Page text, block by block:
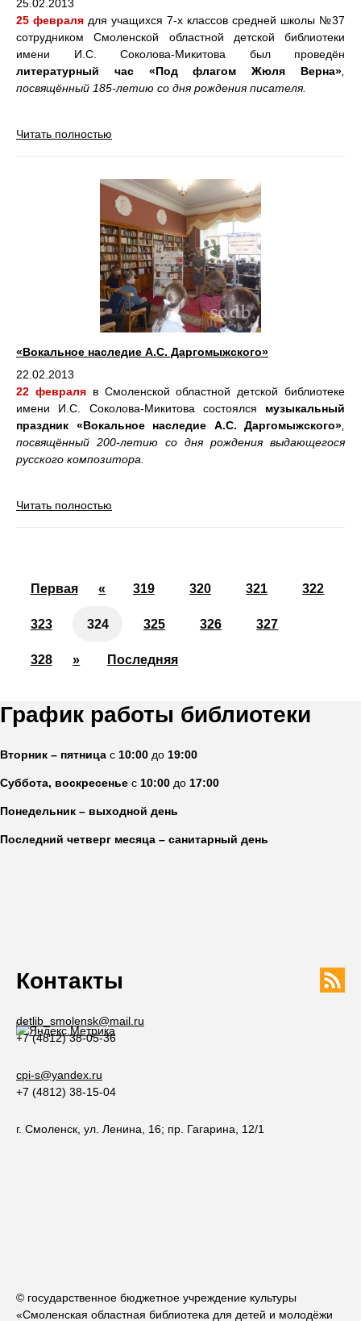
25.02.2013
25 февраля для учащихся 7-х классов средней школы №37
сотрудником Смоленской областной детской библиотеки
имени И.С. Соколова-Микитова был проведён
литературный час «Под флагом Жюля Верна»,
посвящённый 185-летию со дня рождения писателя.
Читать полностью
«Вокальное наследие А.С. Даргомыжского»
22.02.2013
22 февраля в Смоленской областной детской библиотеке
имени И.С. Соколова-Микитова состоялся музыкальный
праздник «Вокальное наследие А.С. Даргомыжского»
посвящённый 200-летию со дня рождения выдающегося
русского композитора.
Читать полностью
Первая « 319 320 321 322
323 324 325 326 327
328 » Последняя
Контакты
detlib_smolensk@mail.ru
+7 (4812) 38-05-36
cpi-s@yandex.ru
+7 (4812) 38-15-04
г. Смоленск, ул. Ленина, 16; пр. Гагарина, 12/1
График работы библиотеки
Вторник – пятница с 10:00 до 19:00
Суббота, воскресенье с 10:00 до 17:00
Понедельник – выходной день
Последний четверг месяца – санитарный день
© государственное бюджетное учреждение культуры
«Смоленская областная библиотека для детей и молодёжи